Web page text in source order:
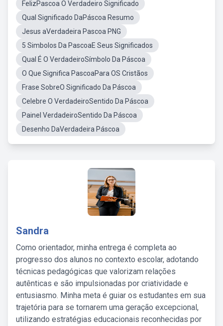
FelizPascoa O Verdadeiro Significado
Qual Significado DaPáscoa Resumo
Jesus aVerdadeira Pascoa PNG
5 Simbolos Da PascoaE Seus Significados
Qual É O VerdadeiroSímbolo Da Páscoa
O Que Significa PascoaPara OS Cristãos
Frase SobreO Significado Da Páscoa
Celebre O VerdadeiroSentido Da Páscoa
Painel VerdadeiroSentido Da Páscoa
Desenho DaVerdadeira Páscoa
Sandra
Como orientador, minha entrega é completa ao
progresso dos alunos no contexto escolar, adotando
técnicas pedagógicas que valorizam relações
autênticas e são impulsionadas por criatividade e
entusiasmo. Minha meta é guiar os estudantes em sua
trajetória para se tornarem uma geração excepcional,
utilizando estratégias educacionais reconhecidas por